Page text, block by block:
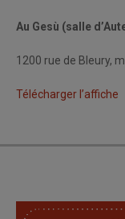
Au Gesù (salle
1200 rue de Bleury,
Télécharger l’affiche
SoutChaire